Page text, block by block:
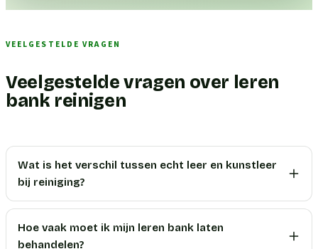
VEELGESTELDE VRAGEN
Veelgestelde vragen over leren
bank reinigen
Wat is het verschil tussen echt leer en kunstleer
bij reiniging?
Hoe vaak moet ik mijn leren bank laten
behandelen?